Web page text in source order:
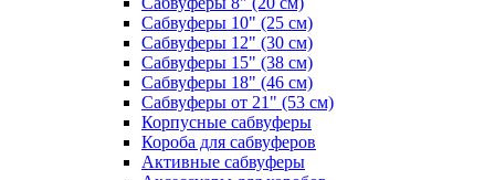
Сабвуферы 10" (25 см)
Сабвуферы 12" (30 см)
Сабвуферы 15" (38 см)
Сабвуферы 18" (46 см)
Сабвуферы от 21" (53 см)
Корпусные сабвуферы
Короба для сабвуферов
Активные сабвуферы